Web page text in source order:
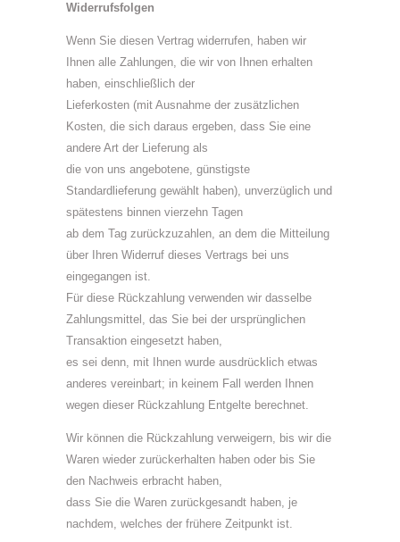
Widerrufsfolgen
Wenn Sie diesen Vertrag widerrufen, haben wir
Ihnen alle Zahlungen, die wir von Ihnen erhalten
haben, einschließlich der
Lieferkosten (mit Ausnahme der zusätzlichen
Kosten, die sich daraus ergeben, dass Sie eine
andere Art der Lieferung als
die von uns angebotene, günstigste
Standardlieferung gewählt haben), unverzüglich und
spätestens binnen vierzehn Tagen
ab dem Tag zurückzuzahlen, an dem die Mitteilung
über Ihren Widerruf dieses Vertrags bei uns
eingegangen ist.
Für diese Rückzahlung verwenden wir dasselbe
Zahlungsmittel, das Sie bei der ursprünglichen
Transaktion eingesetzt haben,
es sei denn, mit Ihnen wurde ausdrücklich etwas
anderes vereinbart; in keinem Fall werden Ihnen
wegen dieser Rückzahlung Entgelte berechnet.
Wir können die Rückzahlung verweigern, bis wir die
Waren wieder zurückerhalten haben oder bis Sie
den Nachweis erbracht haben,
dass Sie die Waren zurückgesandt haben, je
nachdem, welches der frühere Zeitpunkt ist.